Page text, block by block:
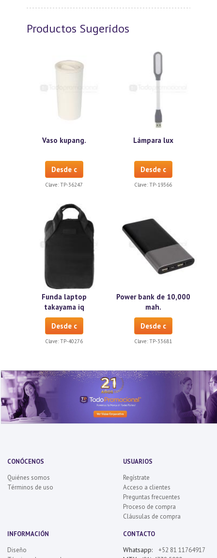
Productos Sugeridos
Vaso kupang.
Desde c
Clave: TP-36247
Lámpara lux
Desde c
Clave: TP-19366
Funda laptop
takayama iq
Desde c
Clave: TP-40276
Power bank de 10,000
mah.
Desde c
Clave: TP-33681
CONÓCENOS
Quiénes somos
Términos de uso
USUARIOS
Regístrate
Acceso a clientes
Preguntas frecuentes
Proceso de compra
Cláusulas de compra
INFORMACIÓN
Diseño
CONTACTO
Whatsapp: +52 81 11764917